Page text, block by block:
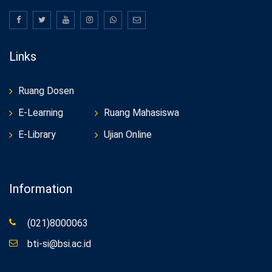
Links
Ruang Dosen
E-Learning
E-Library
Ruang Mahasiswa
Ujian Online
Information
(021)8000063
bti-si@bsi.ac.id